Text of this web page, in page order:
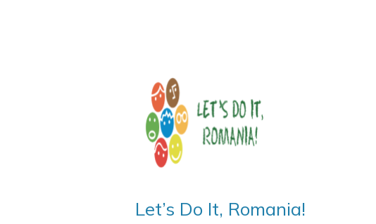
Let’s Do It, Romania!
Romania!